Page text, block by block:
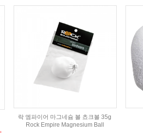
락 엠파이어 마그네슘 볼 쵸크볼 35g
Rock Empire Magnesium Ball